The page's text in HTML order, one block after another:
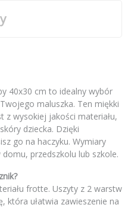
40x30 cm to idealny wybór
maluszka. Ten miękki
z wysokiej jakości materiału,
dziecka. Dzięki
go na haczyku. Wymiary
przedszkolu lub szkole.
frotte. Uszyty z 2 warstw
która ułatwia zawieszenie na